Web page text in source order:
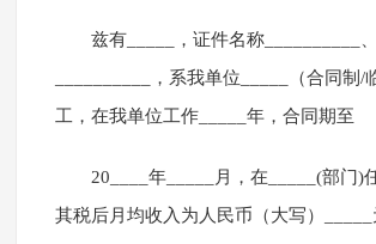
兹有_____，证件名称__________
__________，系我单位_____（合同制/
工，在我单位工作_____年，合同期至
20____年_____月，在_____(部门)
其税后月均收入为人民币（大写）_____